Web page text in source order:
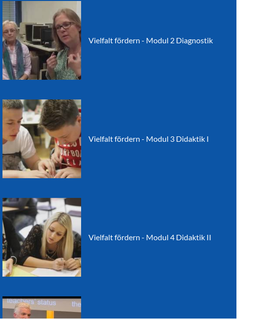
Vielfalt fördern - Modul 2 Diagnostik
Vielfalt fördern - Modul 3 Didaktik I
Vielfalt fördern - Modul 4 Didaktik II